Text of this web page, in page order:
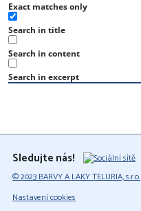
Exact matches only
Search in title
Search in content
Search in excerpt
Úvod
Vzorník
S 3040-Y90R
S 3040-Y90R
Sledujte nás!
© 2023 BARVY A LAKY TELURIA, s.r.o.
Nastavení cookies